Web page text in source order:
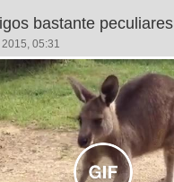
bastante peculiares
05:31